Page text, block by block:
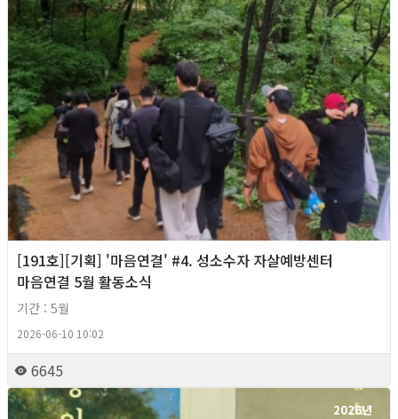
[191호][기획] '마음연결' #4. 성소수자 자살예방센터
마음연결 5월 활동소식
기간 : 5월
2026-06-10 10:02
6645
2026년